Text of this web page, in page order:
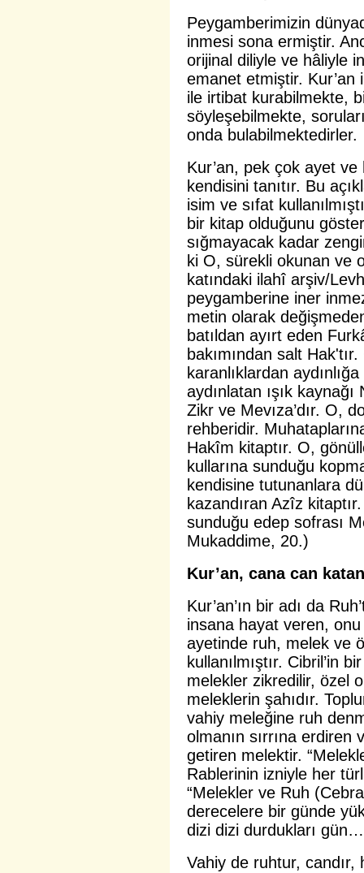
Peygamberimizin
inmesi sona ermiştir.
orijinal diliyle ve hâliyle
emanet etmiştir. Kur’an
ile irtibat kurabilmekte,
söyleşebilmekte,
onda bulabilmektedirler.
Kur’an, pek çok ayet
kendisini tanıtır. Bu
isim ve sıfat
bir kitap olduğunu
sığmayacak kadar
ki O, sürekli okunan ve
katındaki ilahî arşiv/
peygamberine iner
metin olarak
batıldan ayırt eden
bakımından salt
karanlıklardan
aydınlatan ışık
Zikr ve Mevıza’dır. O,
rehberidir.
Hakîm kitaptır. O,
kullarına sunduğu
kendisine tutunanlara
kazandıran Azîz
sunduğu edep sofrası
Mukaddime, 20.)
Kur’an, cana can
Kur’an’ın bir adı da
insana hayat veren, onu
ayetinde ruh, melek ve
kullanılmıştır. Cibril’in
melekler zikredilir, özel
meleklerin şahıdır.
vahiy meleğine ruh
olmanın sırrına erdiren
getiren melektir.
Rablerinin izniyle her
“Melekler ve Ruh
derecelere bir günde
dizi dizi durdukları
Vahiy de ruhtur, candır,